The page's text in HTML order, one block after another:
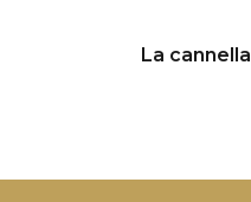
La cannella